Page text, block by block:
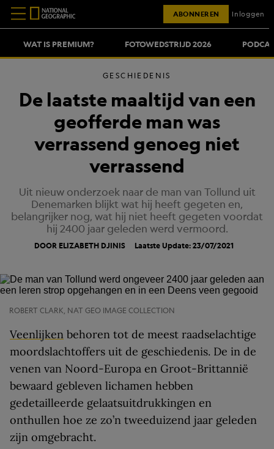
WAT IS PREMIUM? FOTOWEDSTRIJD 2026
ABONNEREN Inloggen
GESCHIEDENIS
De laatste maaltijd van een
geofferde man was
verrassend genoeg niet
verrassend
Uit nieuw onderzoek naar de man van Tollund uit
Denemarken blijkt wat hij heeft gegeten en,
belangrijker nog, wat hij niet heeft gegeten voordat
hij 2400 jaar geleden werd vermoord.
DOOR ELIZABETH DJINIS Laatste Update: 23/07/2021
ROBERT CLARK, NAT GEO IMAGE COLLECTION
Veenlijken behoren tot de meest raadselachtige
moordslachtoffers uit de geschiedenis. De in de
venen van Noord-Europa en Groot-Brittannië
bewaard gebleven lichamen hebben
gedetailleerde gelaatsuitdrukkingen en
onthullen hoe ze zo’n tweeduizend jaar geleden
zijn omgebracht.